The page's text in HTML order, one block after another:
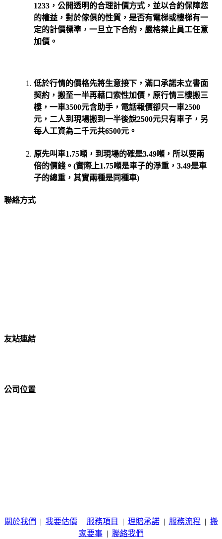
1233，公開透明的合理計價方式，並以合約保障您
的權益，對於傢俱的性質，是否有電梯或樓梯有一
定的計價標準，一旦立下合約，嚴格禁止員工任意
加價。
低於行情的價格先將生意接下，滿口承諾未立書面
契約，搬至一半再藉口索性加價，原行情三樓搬三
樓，一車3500元含助手，電話報價卻只一車2500
元，二人到現場搬到一半後說2500元只有車子，另
每人工資為二千元共6500元。
原先叫車1.75噸，到現場的確是3.49噸，所以要兩
倍的價錢。(實際上1.75噸是車子的淨重，3.49是車
子的總重，其實兩種是同種車)
聯絡方式
友站連結
公司位置
關於我們 | 我要估價 | 服務項目 | 理賠承諾| 服務流程 | 搬
家要事| 聯絡我們